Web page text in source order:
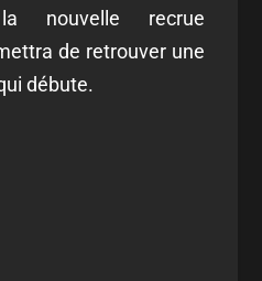
nouvelle recrue
de retrouver une
débute.